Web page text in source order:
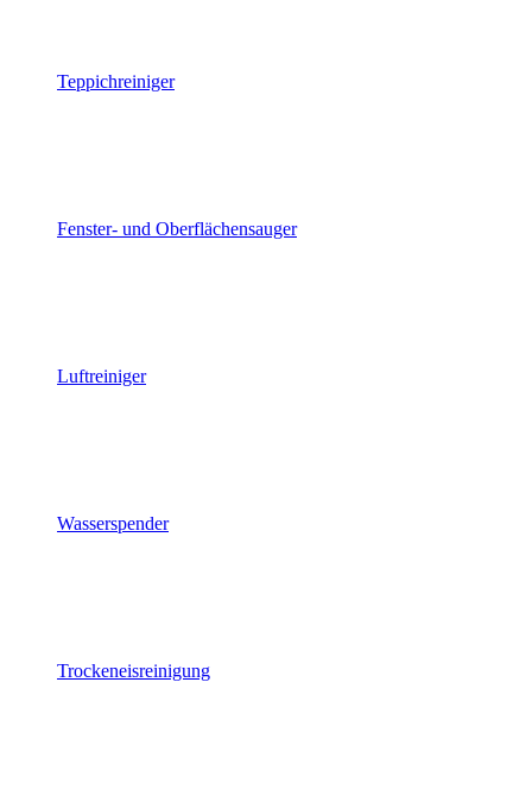
Teppichreiniger
Fenster- und Oberflächensauger
Luftreiniger
Wasserspender
Trockeneisreinigung